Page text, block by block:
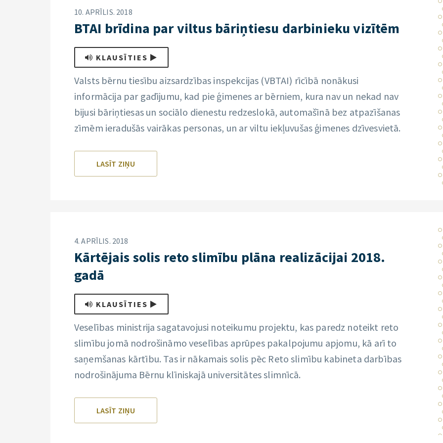
10. APRĪLIS. 2018
BTAI brīdina par viltus bāriņtiesu darbinieku vizītēm
KLAUSĪTIES
Valsts bērnu tiesību aizsardzības inspekcijas (VBTAI) rīcībā nonākusi
informācija par gadījumu, kad pie ģimenes ar bērniem, kura nav un nekad nav
bijusi bāriņtiesas un sociālo dienestu redzeslokā, automašīnā bez atpazīšanas
zīmēm ieradušās vairākas personas, un ar viltu iekļuvušas ģimenes dzīvesvietā.
LASĪT ZIŅU
4. APRĪLIS. 2018
Kārtējais solis reto slimību plāna realizācijai 2018.
gadā
KLAUSĪTIES
Veselības ministrija sagatavojusi noteikumu projektu, kas paredz noteikt reto
slimību jomā nodrošināmo veselības aprūpes pakalpojumu apjomu, kā arī to
saņemšanas kārtību. Tas ir nākamais solis pēc Reto slimību kabineta darbības
nodrošinājuma Bērnu klīniskajā universitātes slimnīcā.
LASĪT ZIŅU